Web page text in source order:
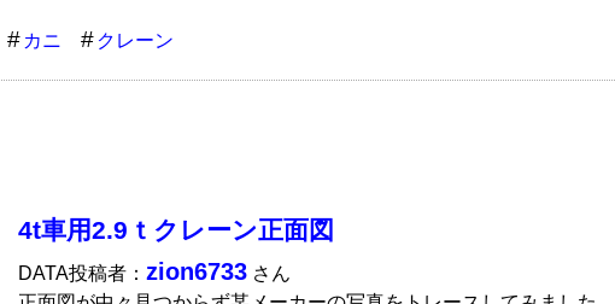
カニ クレーン
4t車用2.9ｔクレーン正面図
DATA投稿者： zion6733 さん